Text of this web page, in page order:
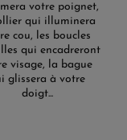
votre poignet,
qui illuminera
cou, les boucles
qui encadreront
visage, la bague
glissera à votre
doigt...